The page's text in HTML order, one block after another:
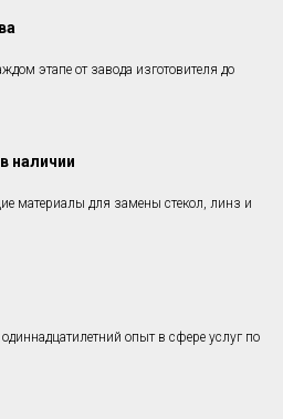
этапе от завода изготовителя до
наличии
материалы для замены стекол, линз и
опыт в сфере услуг по